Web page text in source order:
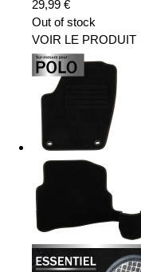
29,99 €
Out of stock
VOIR LE PRODUIT